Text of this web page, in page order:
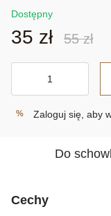
Dostępny
35 zł 55 zł
% Zaloguj się , aby
Do
Cechy